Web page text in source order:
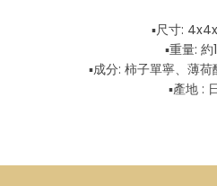
▪️尺寸:
▪️重量: 約
▪️成分: 柿子單寧、薄
▪️產地 :